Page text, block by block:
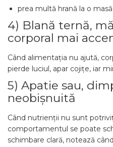
prea multă hrană la o masă
4) Blană ternă,
corporal mai
Când alimentația nu ajută,
pierde luciul, apar cojițe, iar
5) Apatie sau,
neobișnuită
Când nutrienții nu sunt
comportamentul se poate
schimbare clară, notează